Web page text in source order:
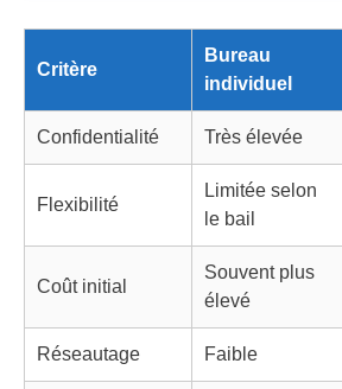
Critère
Bureau
individuel
Confidentialité Très élevée
Flexibilité
Limitée selon
le bail
Coût initial
Souvent plus
élevé
Réseautage Faible